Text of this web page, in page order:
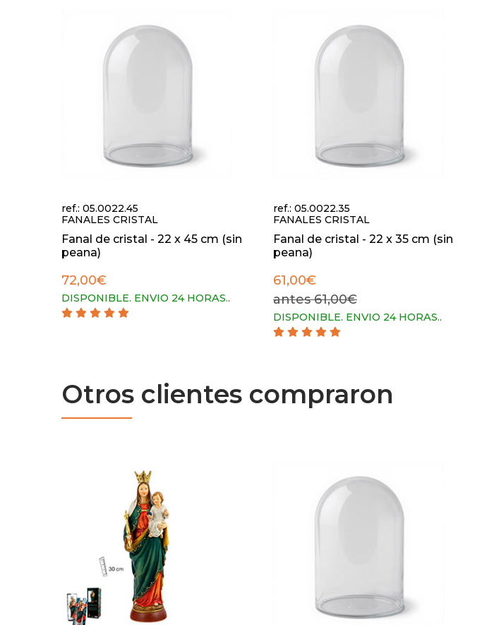
ref.: 05.0022.45
FANALES CRISTAL
Fanal de cristal - 22 x 45 cm (sin
peana)
72,00€
DISPONIBLE. ENVIO 24 HORAS..
ref.: 05.0022.35
FANALES CRISTAL
Fanal de cristal - 22 x 35 cm (sin
peana)
61,00€
antes 61,00€
DISPONIBLE. ENVIO 24 HORAS..
Otros clientes compraron